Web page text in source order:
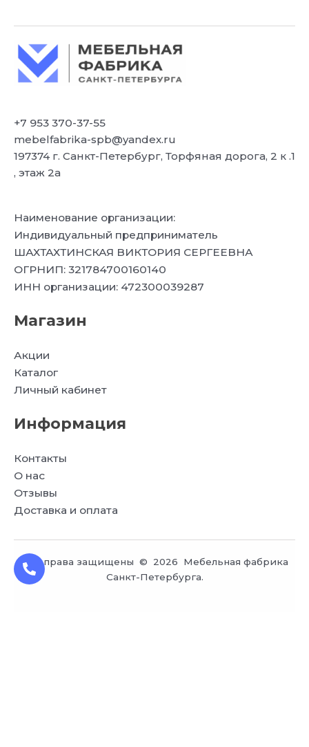
+7 953 370-37-55
mebelfabrika-spb@yandex.ru
197374 г. Санкт-Петербург, Торфяная дорога, 2 к .1
, этаж 2а
Наименование организации:
Индивидуальный предприниматель
ШАХТАХТИНСКАЯ ВИКТОРИЯ СЕРГЕЕВНА
ОГРНИП: 321784700160140
ИНН организации: 472300039287
Магазин
Акции
Каталог
Личный кабинет
Информация
Контакты
О нас
Отзывы
Доставка и оплата
Все права защищены © 2026 Мебельная фабрика
Санкт-Петербурга.